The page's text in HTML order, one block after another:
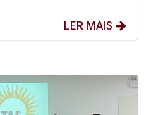
LER MAIS